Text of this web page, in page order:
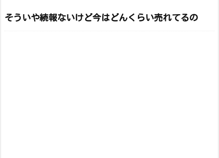
そういや続報ないけど今はどんくらい売れてるの